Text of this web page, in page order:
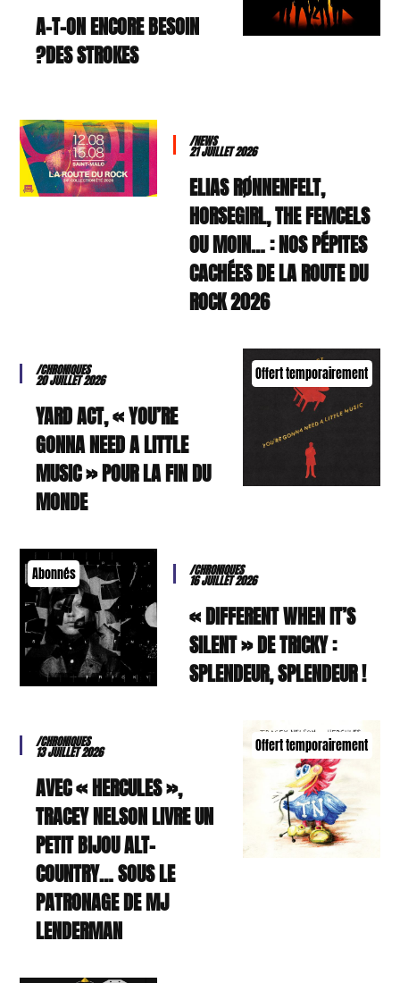
A-T-ON ENCORE BESOIN
DES STROKES?
/NEWS
21 JUILLET 2026
ELIAS RØNNENFELT,
HORSEGIRL, THE FEMCELS
OU MOIN… : NOS PÉPITES
CACHÉES DE LA ROUTE DU
ROCK 2026
Offert temporairement
/CHRONIQUES
20 JUILLET 2026
YARD ACT, « YOU’RE
GONNA NEED A LITTLE
MUSIC » POUR LA FIN DU
MONDE
Abonnés /CHRONIQUES
16 JUILLET 2026
« DIFFERENT WHEN IT’S
SILENT » DE TRICKY :
SPLENDEUR, SPLENDEUR !
Offert temporairement
/CHRONIQUES
13 JUILLET 2026
AVEC « HERCULES »,
TRACEY NELSON LIVRE UN
PETIT BIJOU ALT-
COUNTRY… SOUS LE
PATRONAGE DE MJ
LENDERMAN